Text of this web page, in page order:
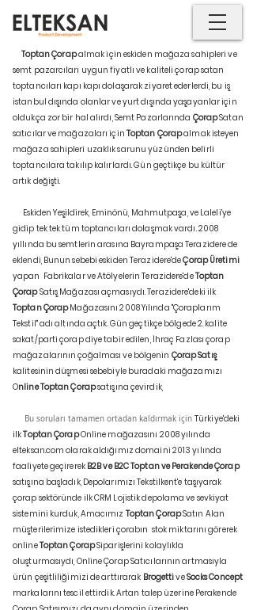
Toptan Çorapalmak için eskiden mağaza sahipleri ve
semt pazarcıları uygun fiyatlı ve kaliteli çorap satan
toptancıları kapı kapı dolaşarak ziyaret ederlerdi, bu iş
istanbul dışında olanlar ve yurt dışında yaşayanlar için
oldukça zor bir hal alırdı, Semt Pazarlarında ÇorapSatan
satıcılar ve mağazaları için Toptan Çorapalmak isteyen
mağaza sahipleri uzaklık sarunu yüzünden belirli
toptancılara takılıp kalırlardı. Gün geçtikçe bu kültür
artık değişti.
Eskiden Yeşildirek, Eminönü, Mahmutpaşa, ve Laleli'ye
gidip tek tek tüm toptancıları dolaşmak vardı. 2008
yıllında bu semtlerin arasına Bayrampaşa Terazidere de
eklendi, Bunun sebebi eskiden Terazidere'deÇorap Üretimi
yapan Fabrikalar ve Atölyelerin Terazidere'deToptan
ÇorapSatış Mağazası açmasıydı. Terazidere'deki ilk
Toptan ÇorapMağazasını 2008 Yılında "Çoraplarım
Tekstil" adı altında açtık. Gün geçtikçe bölgede 2. kalite
sakat/parti çorap diye tabir edilen, İhraç Fazlası çorap
mağazalarının çoğalması ve bölgenin Çorap Satış
kalitesinin düşmesi sebebiyle buradaki mağazamızı
Online Toptan Çorapsatışına çevirdik,
Bu soruları tamamen ortadan kaldırmak için Türkiye'deki
ilkToptan ÇorapOnline mağazasını 2008 yılında
elteksan.com olarak aldığımız domaini 2013 yılında
faaliyete geçirerek B2B ve B2C Toptan ve Perakende Çorap
satışına başladık, Depolarımızı Tekstilkent'e taşıyarak
çorap sektöründe ilk CRM Lojistik depolama ve sevkiyat
sistemini kurduk, Amacımız Toptan ÇorapSatın Alan
müşterilerimize istedikleri çorabın stok miktarını görerek
onlineToptan ÇorapSiparişlerini kolaylıkla
oluşturmasıydı, Online Çorap Satıcılarının artmasıyla
ürün çeşitliliğimizi de arttırarak BrogettiveSocks Concept
markalarını tescil ettirdik. Artan talep üzerine Perakende